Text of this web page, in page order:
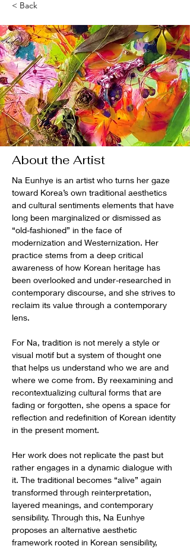
< Back
About the Artist
Na Eunhye is an artist who turns her gaze
toward Korea’s own traditional aesthetics
and cultural sentiments elements that have
long been marginalized or dismissed as
“old-fashioned” in the face of
modernization and Westernization. Her
practice stems from a deep critical
awareness of how Korean heritage has
been overlooked and under-researched in
contemporary discourse, and she strives to
reclaim its value through a contemporary
lens.
For Na, tradition is not merely a style or
visual motif but a system of thought one
that helps us understand who we are and
where we come from. By reexamining and
recontextualizing cultural forms that are
fading or forgotten, she opens a space for
reflection and redefinition of Korean identity
in the present moment.
Her work does not replicate the past but
rather engages in a dynamic dialogue with
it. The traditional becomes “alive” again
transformed through reinterpretation,
layered meanings, and contemporary
sensibility. Through this, Na Eunhye
proposes an alternative aesthetic
framework rooted in Korean sensibility,